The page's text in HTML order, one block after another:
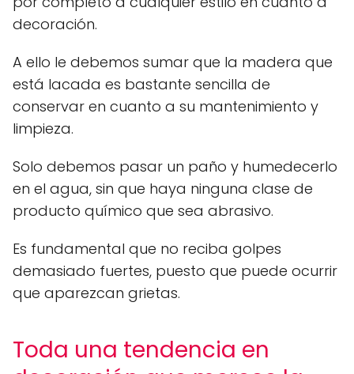
decoración.
A ello le debemos sumar que la madera que
está lacada es bastante sencilla de
conservar en cuanto a su mantenimiento y
limpieza.
Solo debemos pasar un paño y humedecerlo
en el agua, sin que haya ninguna clase de
producto químico que sea abrasivo.
Es fundamental que no reciba golpes
demasiado fuertes, puesto que puede ocurrir
que aparezcan grietas.
Toda una tendencia en